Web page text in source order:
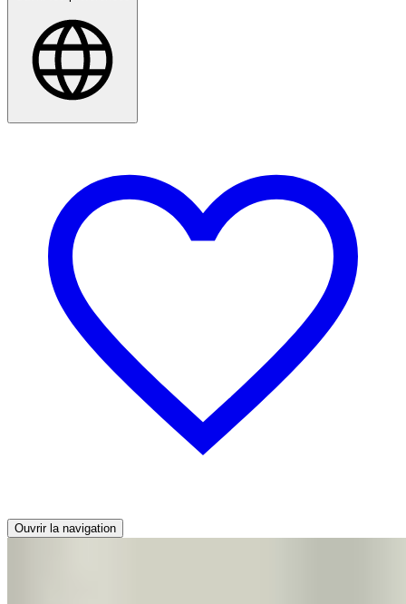
Ouvrir la navigation